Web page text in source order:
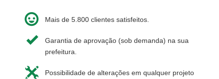
Mais de 5.800 clientes satisfeitos.
Garantia de aprovação (sob demanda) na sua
prefeitura.
Possibilidade de alterações em qualquer projeto